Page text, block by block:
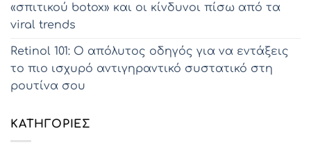
«σπιτικού botox» και οι κίνδυνοι πίσω από τα
viral trends
Retinol 101: Ο απόλυτος οδηγός για να εντάξεις
το πιο ισχυρό αντιγηραντικό συστατικό στη
ρουτίνα σου
KΑΤΗΓΟΡΊΕΣ